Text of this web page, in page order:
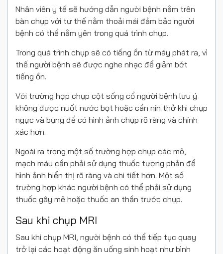
Nhân viên y tế sẽ hướng dẫn người bệnh nằm trên
bàn chụp với tư thế nằm thoải mái đảm bảo người
bệnh có thể nằm yên trong quá trình chụp.
Trong quá trình chụp sẽ có tiếng ồn từ máy phát ra, vì
thế người bệnh sẽ được nghe nhạc để giảm bớt
tiếng ồn.
Với trường hợp chụp cột sống cổ người bệnh lưu ý
không được nuốt nước bọt hoặc cần nín thở khi chụp
ngực và bụng để có hình ảnh chụp rõ ràng và chính
xác hơn.
Ngoài ra trong một số trường hợp chụp các mô,
mạch máu cần phải sử dụng thuốc tương phản để
hình ảnh hiển thị rõ ràng và chi tiết hơn. Một số
trường hợp khác người bệnh có thể phải sử dụng
thuốc gây mê hoặc thuốc an thần trước chụp.
Sau khi chụp MRI
Sau khi chụp MRI, người bệnh có thể tiếp tục quay
trở lại các hoạt động ăn uống sinh hoạt như bình